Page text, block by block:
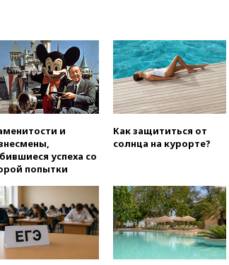
званий добровольцам
вчера, 18:50Euractiv: восток
Финляндии приходит в упадок
без российских туристов
вчера, 18:35В Жуковском и
введены ограничения
вчера, 18:21
вчера, 18:15Четыре человека
пострадали при атаках ВСУ на
Белгородскую область
вчера, 18:00Совет мира
и
успеха со
попытки
Как защититься от
солнца на курорте?